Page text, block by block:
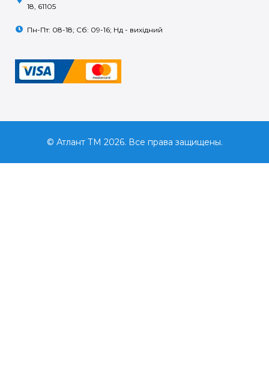
18, 61105
Пн-Пт: 08-18; Сб: 09-16; Нд - вихідний
© Атлант ТМ 2026. Все права защищены.